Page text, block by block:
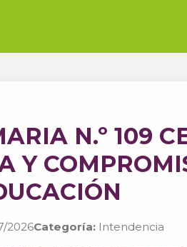
N.º 109
Y
2026Categoría:Intendencia